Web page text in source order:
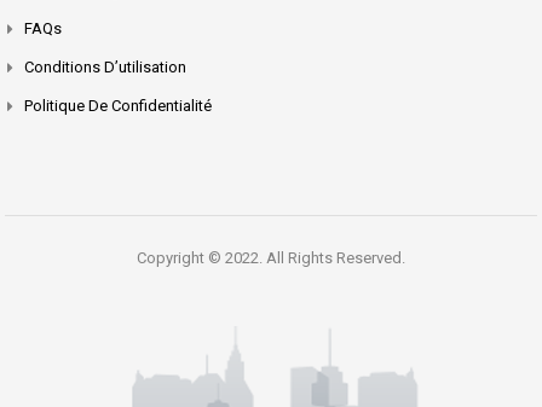
FAQs
Conditions D’utilisation
Politique De Confidentialité
Copyright © 2022. All Rights Reserved.